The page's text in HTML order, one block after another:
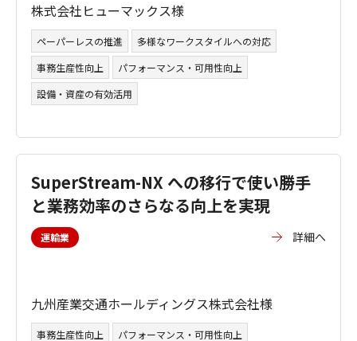
株式会社ヒューマックス様
ペーパーレスの推進
多様なワークスタイルへの対応
事務生産性向上
パフォーマンス・可用性向上
設備・資産の有効活用
SuperStream-NX への移行で使い勝手
と業務効率のさらなる向上を実現
運輸業 詳細へ
九州産業交通ホールディングス株式会社様
事務生産性向上 パフォーマンス・可用性向上